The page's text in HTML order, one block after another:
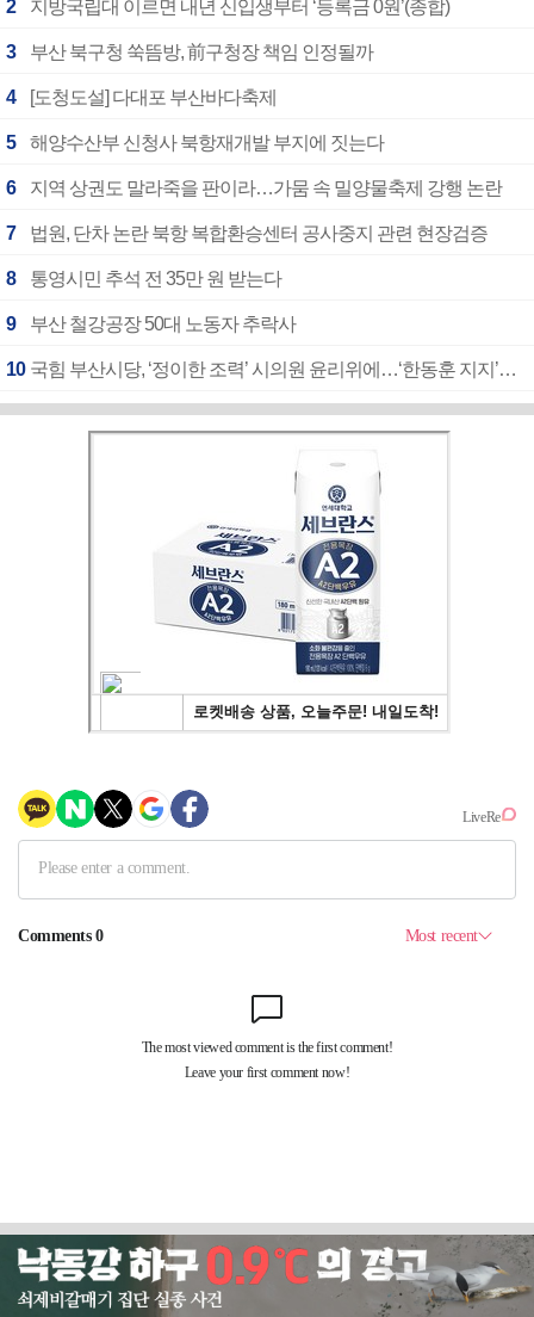
2 지방국립대 이르면 내년 신입생부터 ‘등록금 0원’(종합)
3 부산 북구청 쑥뜸방, 前구청장 책임 인정될까
4 [도청도설] 다대포 부산바다축제
5 해양수산부 신청사 북항재개발 부지에 짓는다
6 지역 상권도 말라죽을 판이라…가뭄 속 밀양물축제 강행 논란
7 법원, 단차 논란 북항 복합환승센터 공사중지 관련 현장검증
8 통영시민 추석 전 35만 원 받는다
9 부산 철강공장 50대 노동자 추락사
10 국힘 부산시당, ‘정이한 조력’ 시의원 윤리위에…‘한동훈 지지’도 신고접수